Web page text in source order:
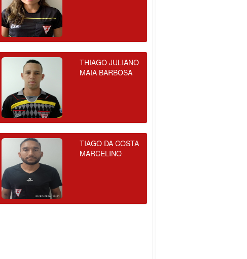
THIAGO JULIANO
MAIA BARBOSA
TIAGO DA COSTA
MARCELINO